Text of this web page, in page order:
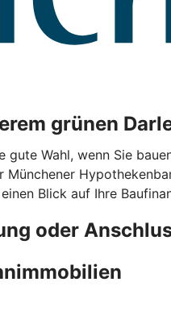
grünen
Wahl, wenn Sie
Blick auf Ihre
oder